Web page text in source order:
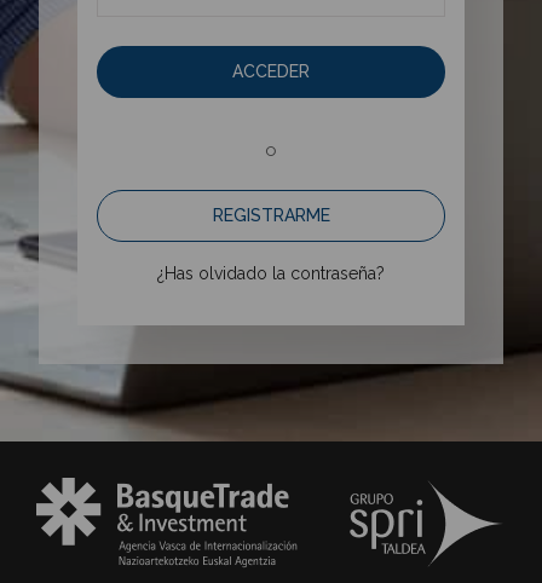
ACCEDER
o
REGISTRARME
¿Has olvidado la contraseña?